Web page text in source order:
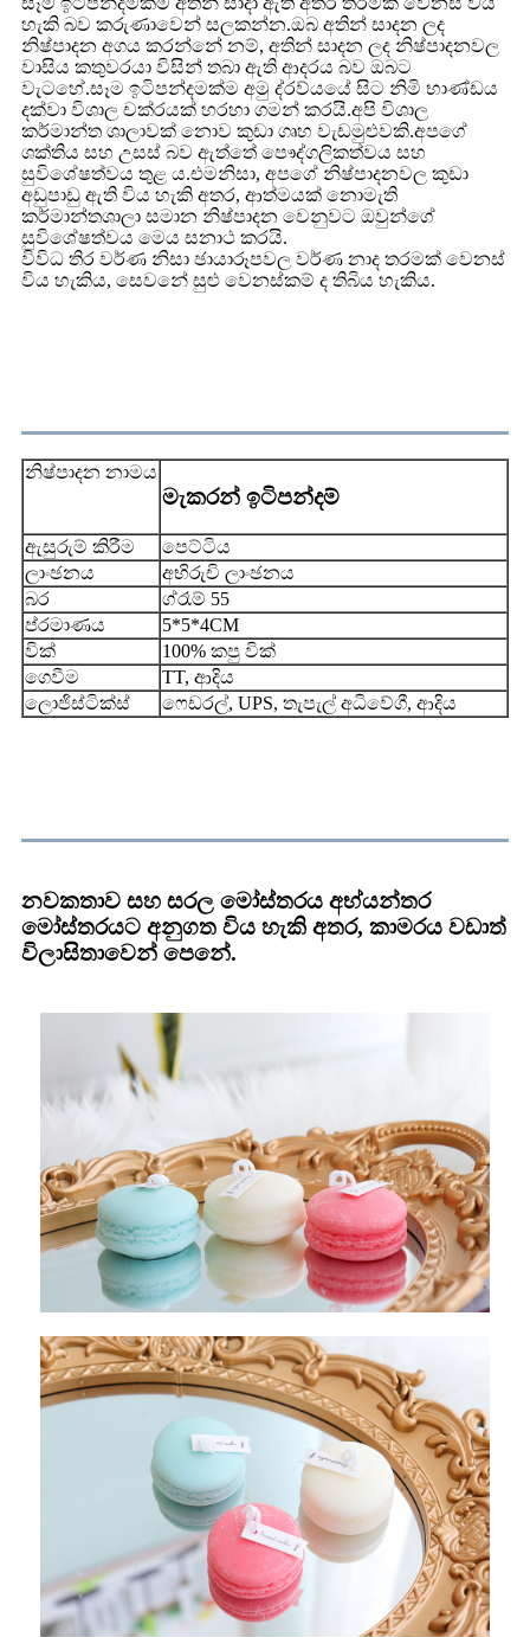
හැකි බව කරුණාවෙන් සලකන්න.ඔබ අතින් සාදන ලද
නිෂ්පාදන අගය කරන්නේ නම්, අතින් සාදන ලද නිෂ්පාදනවල
වාසිය කතුවරයා විසින් තබා ඇති ආදරය බව ඔබට
වැටහේ.සෑම ඉටිපන්දමක්ම අමු ද්රව්යයේ සිට නිමි භාණ්ඩය
දක්වා විශාල චක්රයක් හරහා ගමන් කරයි.අපි විශාල
කර්මාන්ත ශාලාවක් නොව කුඩා ගෘහ වැඩමුළුවකි.අපගේ
ශක්තිය සහ උසස් බව ඇත්තේ පෞද්ගලිකත්වය සහ
සුවිශේෂත්වය තුළ ය.එමනිසා, අපගේ නිෂ්පාදනවල කුඩා
අඩුපාඩු ඇති විය හැකි අතර, ආත්මයක් නොමැති
කර්මාන්තශාලා සමාන නිෂ්පාදන වෙනුවට ඔවුන්ගේ
සුවිශේෂත්වය මෙය සනාථ කරයි.
විවිධ තිර වර්ණ නිසා ඡායාරූපවල වර්ණ නාද තරමක් වෙනස්
විය හැකිය, සෙවනේ සුළු වෙනස්කම් ද තිබිය හැකිය.
නිෂ්පාදන නාමය
මැකරන් ඉටිපන්දම්
ඇසුරුම් කිරීම
පෙට්ටිය
ලාංඡනය
අභිරුචි ලාංඡනය
බර
ග්රෑම් 55
ප්රමාණය
5*5*4CM
වික්
100% කපු වික්
ගෙවීම
TT, ආදිය
ලොජිස්ටික්ස්
ෆෙඩරල්, UPS, තැපැල් අධිවේගී, ආදිය
නවකතාව සහ සරල මෝස්තරය අභ්යන්තර
මෝස්තරයට අනුගත විය හැකි අතර, කාමරය වඩාත්
විලාසිතාවෙන් පෙනේ.